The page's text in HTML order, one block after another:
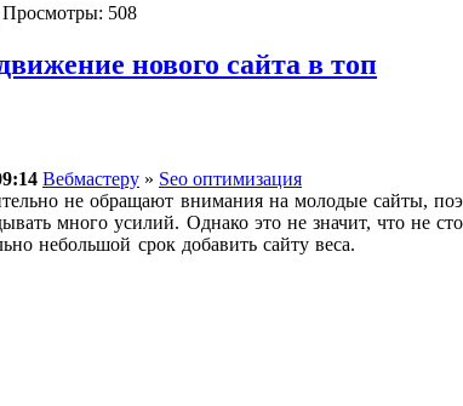
Просмотры: 508
нового сайта в топ
Вебмастеру » Seo оптимизация
не обращают внимания на молодые сайты,
много усилий. Однако это не значит, что не
небольшой срок добавить сайту веса.